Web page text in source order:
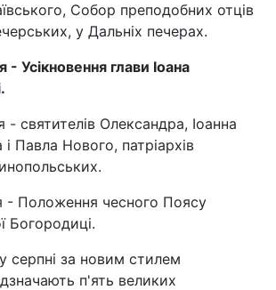
Собор преподобних отців
у Дальніх печерах.
- Усікновення глави Іоана
- святителів Олександра, Іоанна
Павла Нового, патріархів
- Положення чесного Поясу
Богородиці.
серпні за новим стилем
п'ять великих